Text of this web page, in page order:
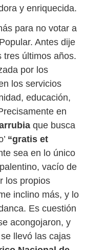
y enriquecida.
para no votar a
Antes dije
tres últimos años.
por los
los servicios
educación,
en
que busca
“gratis et
sea en lo único
vacío de
los propios
inclino más, y lo
Es cuestión
acongojaron, y
llevó las cajas